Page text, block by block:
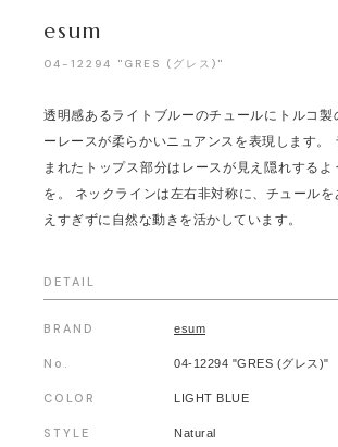
esum
04-12294 "GRES (グレス)"
透明感あるライトブルーのチュールにトルコ製
ーレースが柔らかいニュアンスを表現します。
まれたトップス部分はレースが見え隠れするよ
を。 ネックラインは左右非対称に、チュール
えすぎずに自然な動きを活かしています。
DETAIL
BRAND esum
No. 04-12294 "GRES (グレス)"
COLOR LIGHT BLUE
STYLE Natural